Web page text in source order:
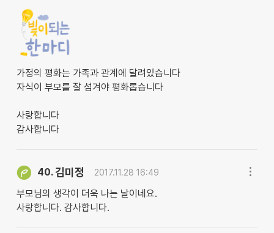
가정의 평화는 가족과 관계에 달려있습니다
자식이 부모를 잘 섬겨야 평화롭습니다
사랑합니다
감사합니다
40.김미정 2017.11.28 16:49
부모님의 생각이 더욱 나는 날이네요.
사랑합니다. 감사합니다.